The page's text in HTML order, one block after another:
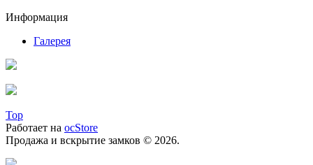
Информация
Галерея
Top
Работает на ocStore
Продажа и вскрытие замков © 2026.